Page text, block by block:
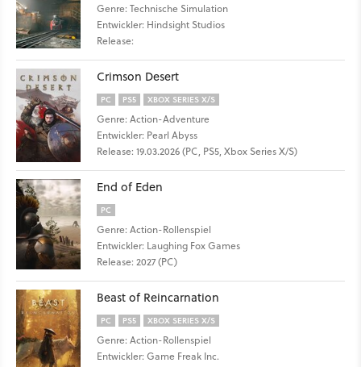
Genre: Technische Simulation
Entwickler: Hindsight Studios
Release:
Crimson Desert
PC PS5 XBOX SERIES X/S
Genre: Action-Adventure
Entwickler: Pearl Abyss
Release: 19.03.2026 (PC, PS5, Xbox Series X/S)
End of Eden
PC
Genre: Action-Rollenspiel
Entwickler: Laughing Fox Games
Release: 2027 (PC)
Beast of Reincarnation
PC PS5 XBOX SERIES X/S
Genre: Action-Rollenspiel
Entwickler: Game Freak Inc.